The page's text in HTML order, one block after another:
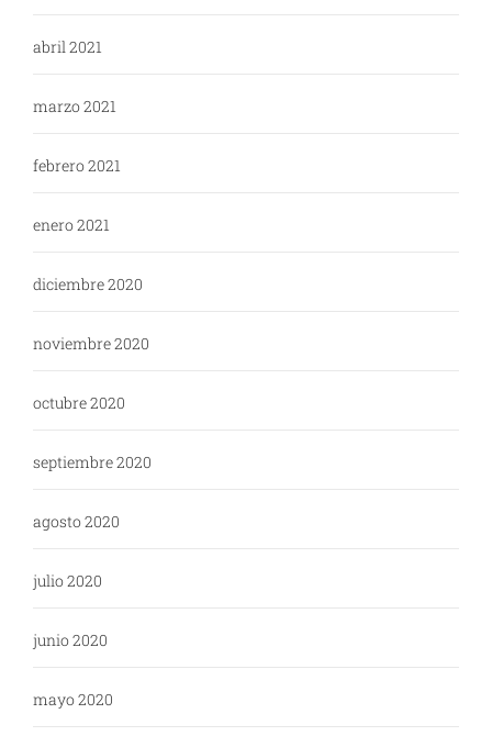
abril 2021
marzo 2021
febrero 2021
enero 2021
diciembre 2020
noviembre 2020
octubre 2020
septiembre 2020
agosto 2020
julio 2020
junio 2020
mayo 2020